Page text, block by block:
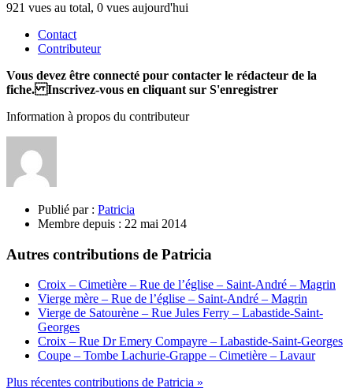
921 vues au total, 0 vues aujourd'hui
Contact
Contributeur
Vous devez être connecté pour contacter le rédacteur de la
fiche. Inscrivez-vous en cliquant sur S'enregistrer
Information à propos du contributeur
Publié par : Patricia
Membre depuis : 22 mai 2014
Autres contributions de Patricia
Croix – Cimetière – Rue de l’église – Saint-André – Magrin
Vierge mère – Rue de l’église – Saint-André – Magrin
Vierge de Satourène – Rue Jules Ferry – Labastide-Saint-
Georges
Croix – Rue Dr Emery Compayre – Labastide-Saint-Georges
Coupe – Tombe Lachurie-Grappe – Cimetière – Lavaur
Plus récentes contributions de Patricia »